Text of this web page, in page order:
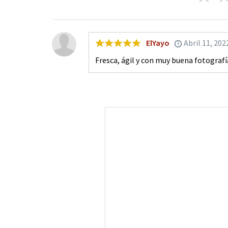
ElYayo
Abril 11,
Fresca, ágil y con muy buena